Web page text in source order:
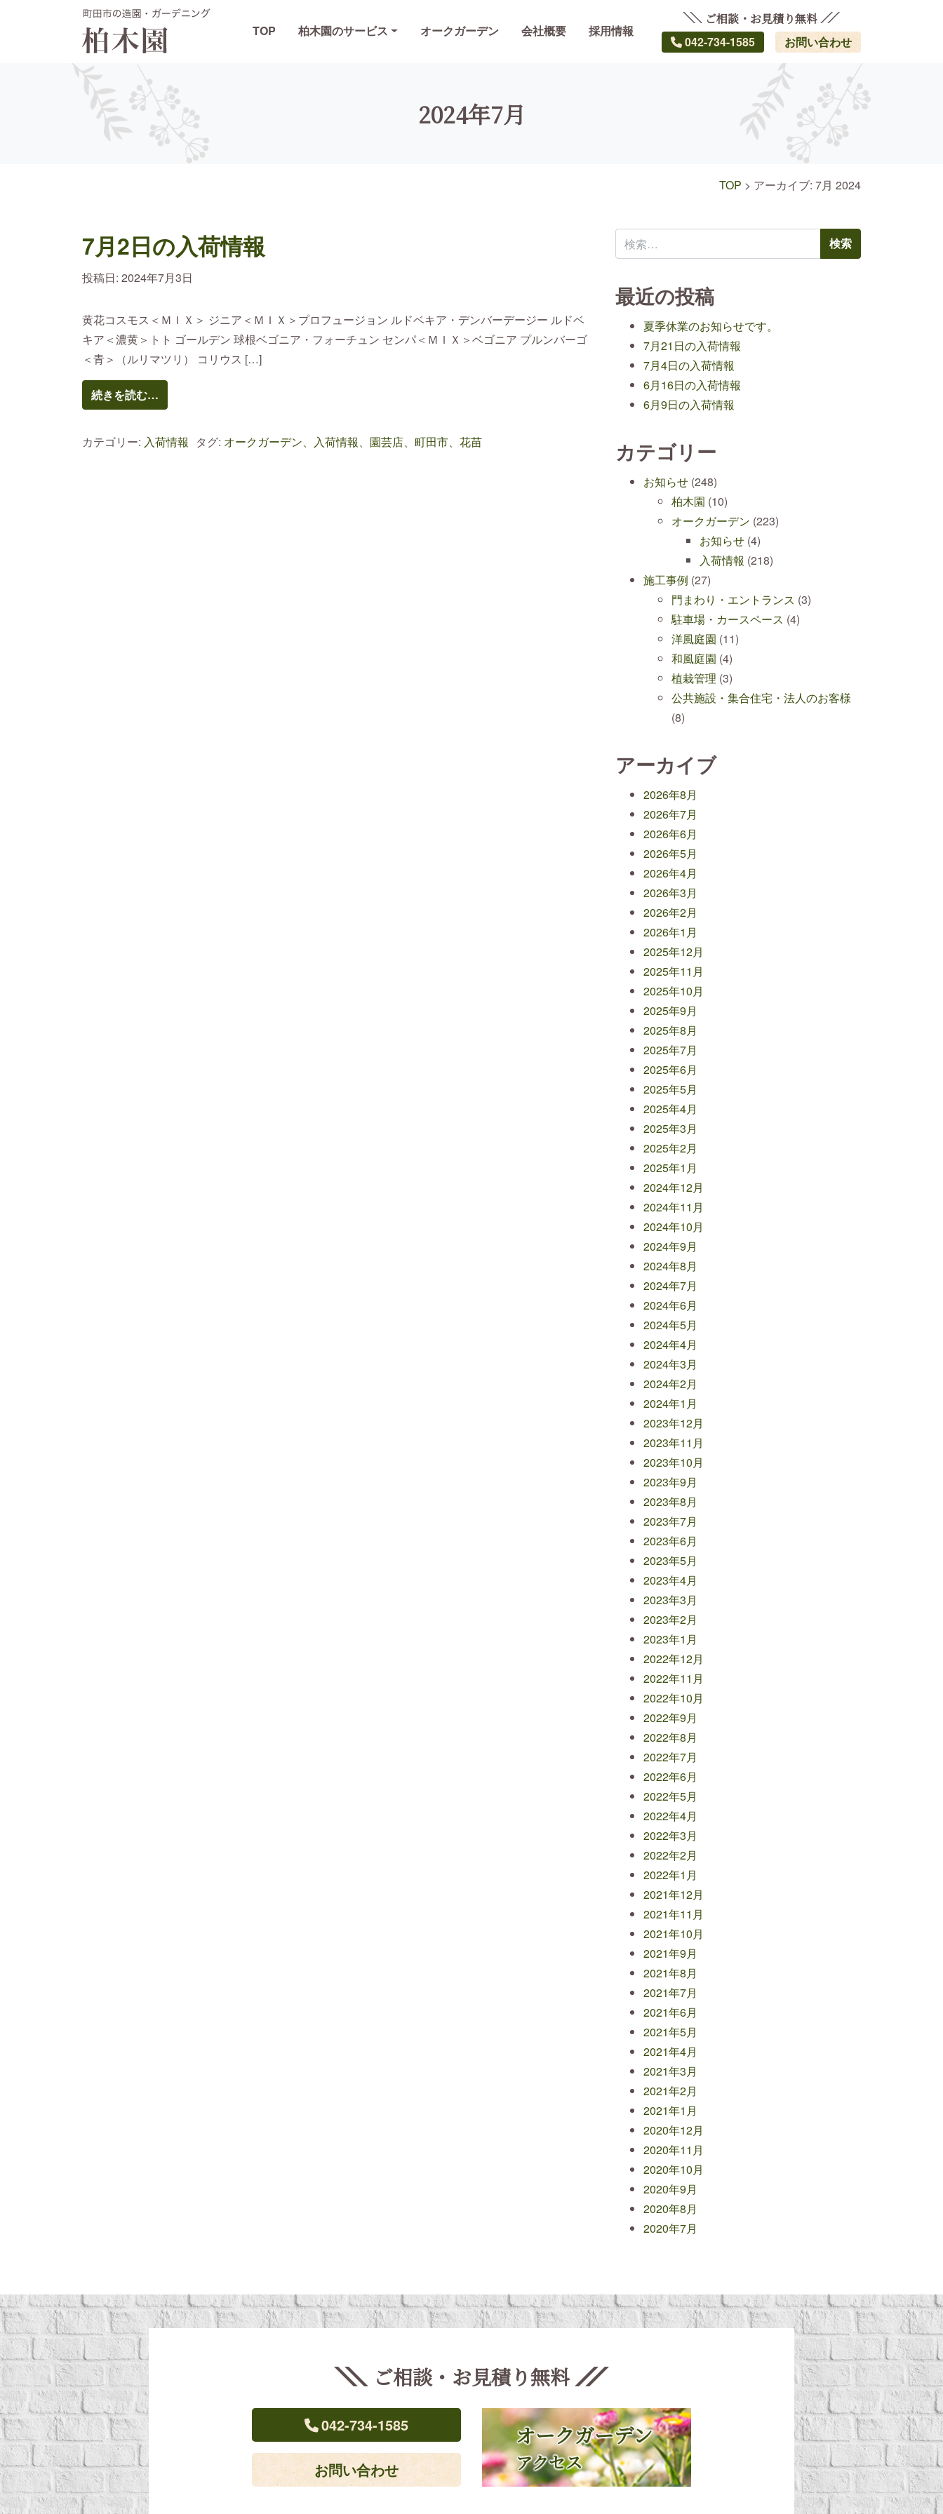
メインナビゲーション TOP 柏木園のサービス オークガーデン 会社概要 採用情報
ご相談・お見積り無料
042-734-1585
お問い合わせ
2024年7月
TOP > アーカイブ: 7月 2024
7月2日の入荷情報
投稿日: 2024年7月3日
黄花コスモス＜ＭＩＸ＞ ジニア＜ＭＩＸ＞プロフュージョン ルドベキア・デンバーデージー ルドベ
キア＜濃黄＞トト ゴールデン 球根ベゴニア・フォーチュン センパ＜ＭＩＸ＞ベゴニア プルンバーゴ
＜青＞（ルリマツリ） コリウス […]
続きを読む…
カテゴリー: 入荷情報 タグ: オークガーデン、入荷情報、園芸店、町田市、花苗
検索:
最近の投稿
夏季休業のお知らせです。
7月21日の入荷情報
7月4日の入荷情報
6月16日の入荷情報
6月9日の入荷情報
カテゴリー
お知らせ (248)
柏木園 (10)
オークガーデン (223)
お知らせ (4)
入荷情報 (218)
施工事例 (27)
門まわり・エントランス (3)
駐車場・カースペース (4)
洋風庭園 (11)
和風庭園 (4)
植栽管理 (3)
公共施設・集合住宅・法人のお客様
(8)
アーカイブ
2026年8月
2026年7月
2026年6月
2026年5月
2026年4月
2026年3月
2026年2月
2026年1月
2025年12月
2025年11月
2025年10月
2025年9月
2025年8月
2025年7月
2025年6月
2025年5月
2025年4月
2025年3月
2025年2月
2025年1月
2024年12月
2024年11月
2024年10月
2024年9月
2024年8月
2024年7月
2024年6月
2024年5月
2024年4月
2024年3月
2024年2月
2024年1月
2023年12月
2023年11月
2023年10月
2023年9月
2023年8月
2023年7月
2023年6月
2023年5月
2023年4月
2023年3月
2023年2月
2023年1月
2022年12月
2022年11月
2022年10月
2022年9月
2022年8月
2022年7月
2022年6月
2022年5月
2022年4月
2022年3月
2022年2月
2022年1月
2021年12月
2021年11月
2021年10月
2021年9月
2021年8月
2021年7月
2021年6月
2021年5月
2021年4月
2021年3月
2021年2月
2021年1月
2020年12月
2020年11月
2020年10月
2020年9月
2020年8月
2020年7月
ご相談・お見積り無料
042-734-1585
お問い合わせ
オークガーデン
アクセス